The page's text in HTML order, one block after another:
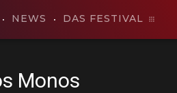
NEWS DAS FESTIVAL
Monos